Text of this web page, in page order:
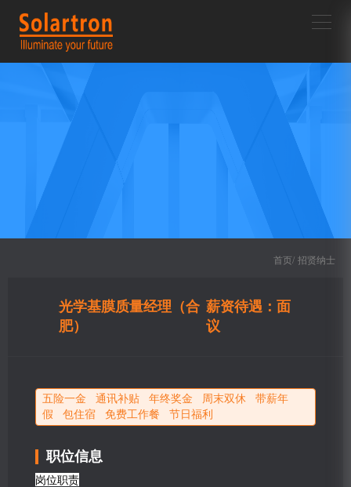
首页/ 招贤纳士
光学基膜质量经理（合
肥）
薪资待遇：面
议
五险一金 通讯补贴 年终奖金 周末双休 带薪年
假 包住宿 免费工作餐 节日福利
职位信息
岗位职责